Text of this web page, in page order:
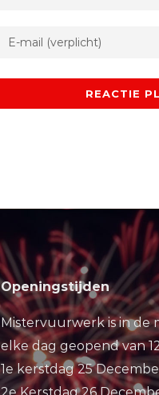
Openingstijden
Mistervuurwerk is in de
elke dag geopend van
1e kerstdag 25